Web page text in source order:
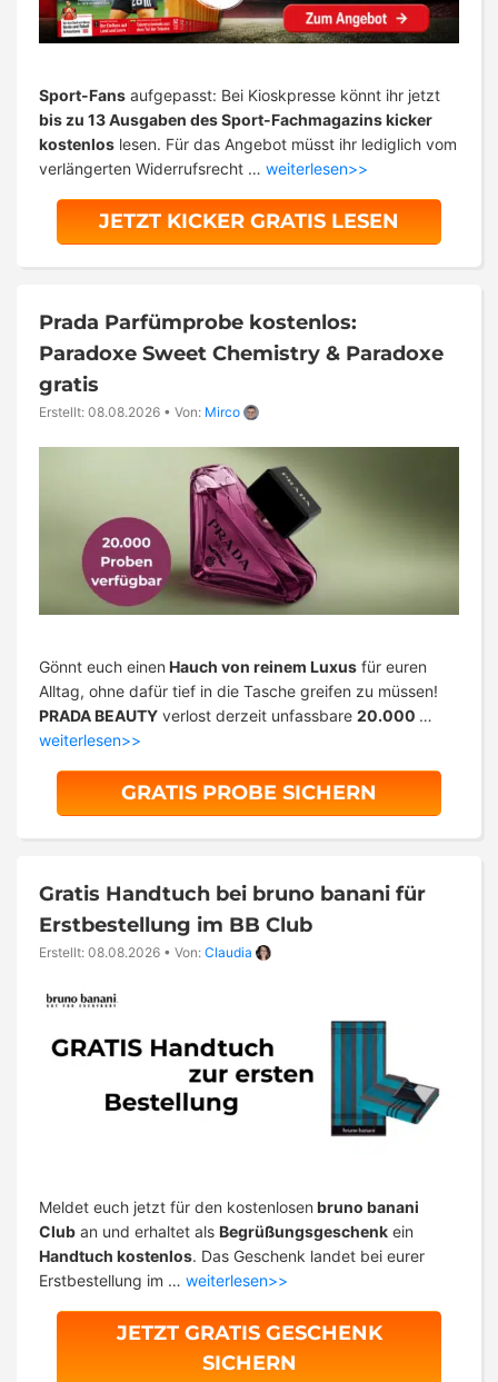
Sport-Fans aufgepasst: Bei Kioskpresse könnt ihr jetzt
bis zu 13 Ausgaben des Sport-Fachmagazins kicker
kostenlos lesen. Für das Angebot müsst ihr lediglich vom
verlängerten Widerrufsrecht … weiterlesen>>
JETZT KICKER GRATIS LESEN
Prada Parfümprobe kostenlos:
Paradoxe Sweet Chemistry & Paradoxe
gratis
Erstellt: 08.08.2026 • Von: Mirco
Gönnt euch einen Hauch von reinem Luxus für euren
Alltag, ohne dafür tief in die Tasche greifen zu müssen!
PRADA BEAUTY verlost derzeit unfassbare 20.000 …
weiterlesen>>
GRATIS PROBE SICHERN
Gratis Handtuch bei bruno banani für
Erstbestellung im BB Club
Erstellt: 08.08.2026 • Von: Claudia
Meldet euch jetzt für den kostenlosen bruno banani
Club an und erhaltet als Begrüßungsgeschenk ein
Handtuch kostenlos. Das Geschenk landet bei eurer
Erstbestellung im … weiterlesen>>
JETZT GRATIS GESCHENK
SICHERN